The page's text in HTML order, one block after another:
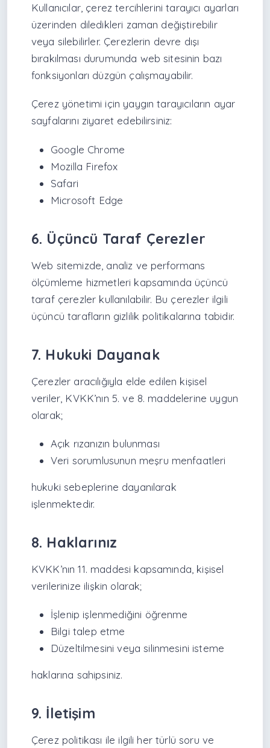
Kullanıcılar, çerez tercihlerini tarayıcı ayarları
üzerinden diledikleri zaman değiştirebilir
veya silebilirler. Çerezlerin devre dışı
bırakılması durumunda web sitesinin bazı
fonksiyonları düzgün çalışmayabilir.
Çerez yönetimi için yaygın tarayıcıların ayar
sayfalarını ziyaret edebilirsiniz:
Google Chrome
Mozilla Firefox
Safari
Microsoft Edge
6. Üçüncü Taraf Çerezler
Web sitemizde, analiz ve performans
ölçümleme hizmetleri kapsamında üçüncü
taraf çerezler kullanılabilir. Bu çerezler ilgili
üçüncü tarafların gizlilik politikalarına tabidir.
7. Hukuki Dayanak
Çerezler aracılığıyla elde edilen kişisel
veriler, KVKK’nın 5. ve 8. maddelerine uygun
olarak;
Açık rızanızın bulunması
Veri sorumlusunun meşru menfaatleri
hukuki sebeplerine dayanılarak
işlenmektedir.
8. Haklarınız
KVKK’nın 11. maddesi kapsamında, kişisel
verilerinize ilişkin olarak;
İşlenip işlenmediğini öğrenme
Bilgi talep etme
Düzeltilmesini veya silinmesini isteme
haklarına sahipsiniz.
9. İletişim
Çerez politikası ile ilgili her türlü soru ve